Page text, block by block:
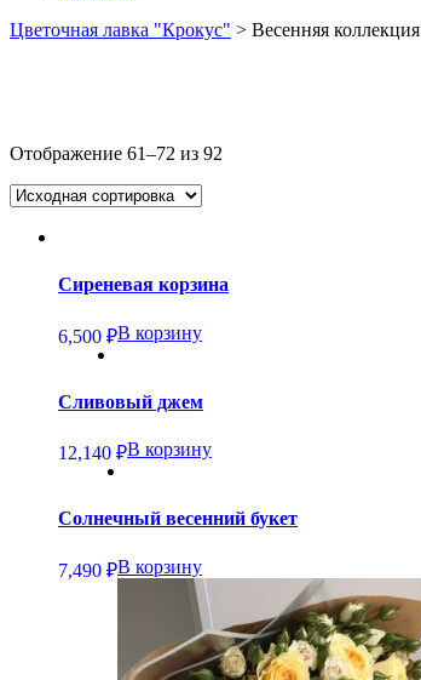
Цветочная лавка "Крокус" > Весенняя коллекция
Отображение 61–72 из 92
Сиреневая корзина
6,500 ₽В корзину
Сливовый джем
12,140 ₽В корзину
Солнечный весенний букет
7,490 ₽В корзину